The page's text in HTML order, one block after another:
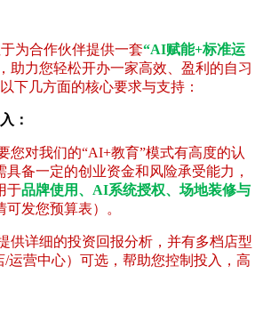
为合作伙伴提供一套“AI赋能+标准运
助力您轻松开办一家高效、盈利的自习
下几方面的核心要求与支持：
：
您对我们的“AI+教育”模式有高度的认
具备一定的创业资金和风险承受能力，
于品牌使用、AI系统授权、场地装修与
可发您预算表）。
供详细的投资回报分析，并有多档店型
/运营中心）可选，帮助您控制投入，高